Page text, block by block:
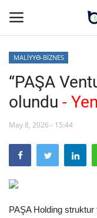
Əsas səhifə
MALİYYƏ-BİZNES
SƏNAYE-
MALİYYƏ-BİZNES
“PAŞA
olundu -
May 8, 2026 - 15:44
PAŞA Holding